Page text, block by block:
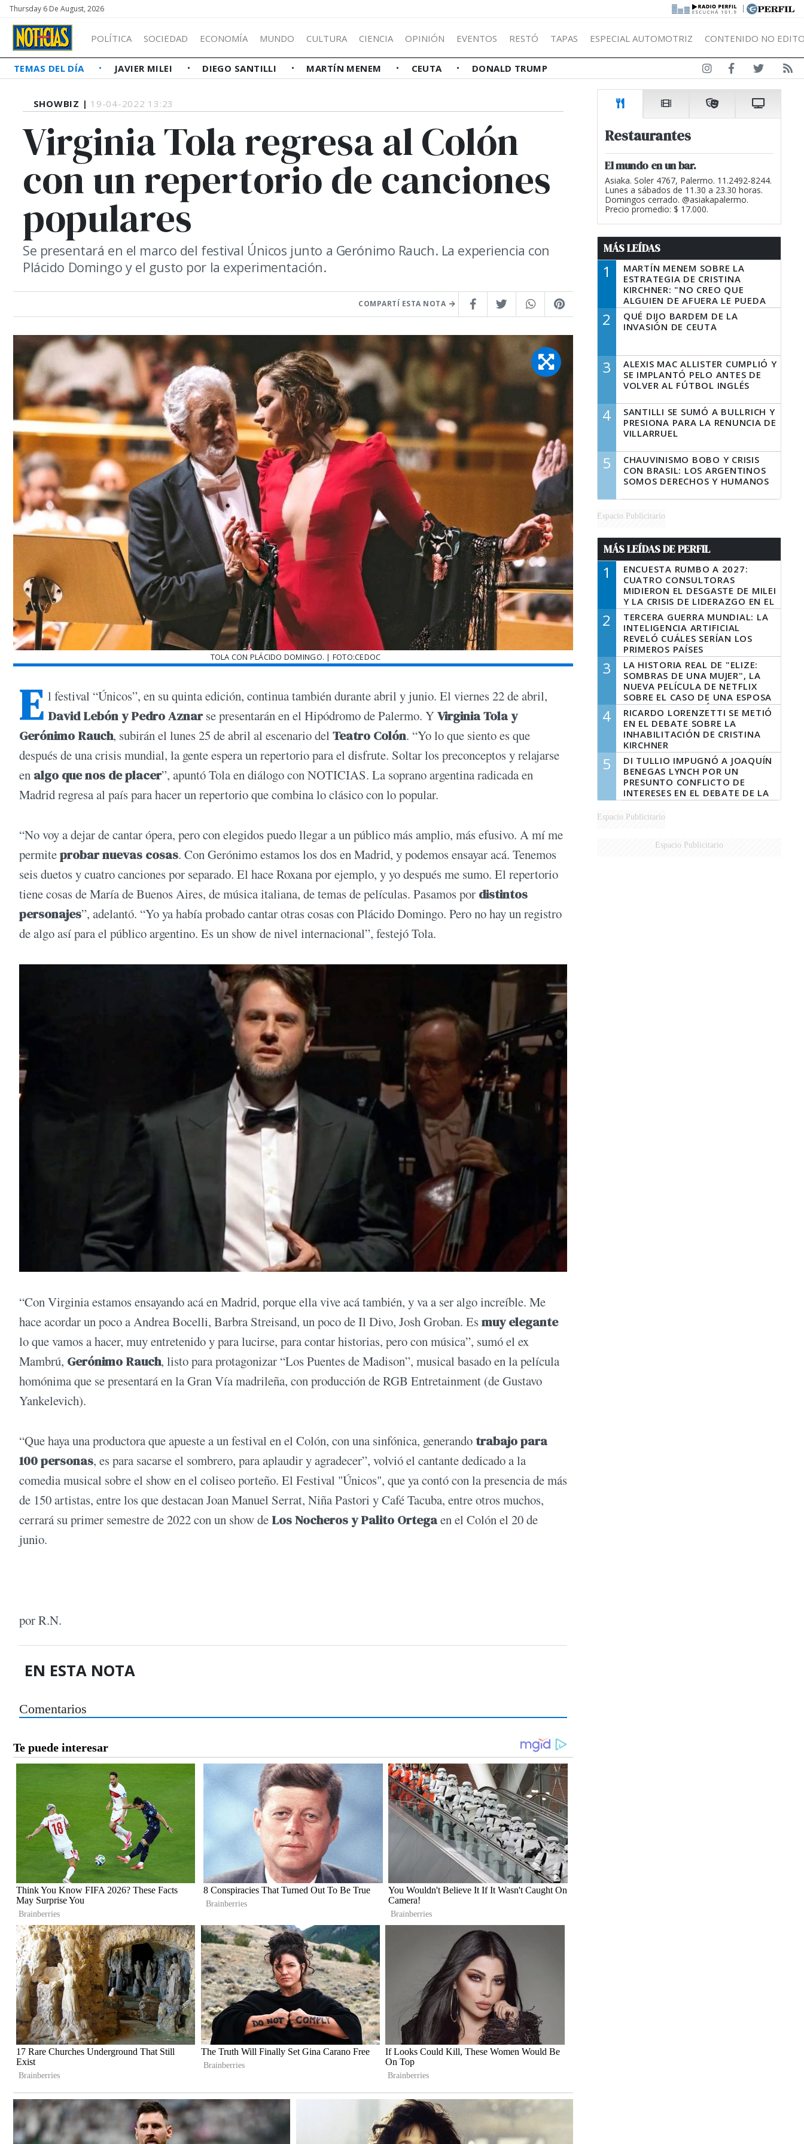
Thursday 6 De August, 2026 |
POLÍTICA SOCIEDAD ECONOMÍA MUNDO CULTURA CIENCIA OPINIÓN EVENTOS RESTÓ TAPAS ESPECIAL AUTOMOTRIZ CONTENIDO NO
TEMAS DEL DÍA JAVIER MILEI DIEGO SANTILLI MARTÍN MENEM CEUTA DONALD TRUMP
SHOWBIZ | 19-04-2022 13:23
Virginia Tola regresa al Colón
con un repertorio de canciones
populares
Se presentará en el marco del festival Únicos junto a Gerónimo Rauch. La experiencia con
Plácido Domingo y el gusto por la experimentación.
COMPARTÍ ESTA NOTA
TOLA CON PLÁCIDO DOMINGO. | FOTO:CEDOC
E l festival “Únicos”, en su quinta edición, continua también durante abril y junio. El viernes 22 de abril,
David Lebón y Pedro Aznarse presentarán en el Hipódromo de Palermo. YVirginia Tola y
Gerónimo Rauch, subirán el lunes 25 de abril al escenario del Teatro Colón. “Yo lo que siento es que
después de una crisis mundial, la gente espera un repertorio para el disfrute. Soltar los preconceptos y relajarse
en algo que nos de placer”, apuntó Tola en diálogo con NOTICIAS. La soprano argentina radicada en
Madrid regresa al país para hacer un repertorio que combina lo clásico con lo popular.
“No voy a dejar de cantar ópera, pero con elegidos puedo llegar a un público más amplio, más efusivo. A mí me
permiteprobar nuevas cosas. Con Gerónimo estamos los dos en Madrid, y podemos ensayar acá. Tenemos
seis duetos y cuatro canciones por separado. El hace Roxana por ejemplo, y yo después me sumo. El repertorio
tiene cosas de María de Buenos Aires, de música italiana, de temas de películas. Pasamos por distintos
personajes”, adelantó. “Yo ya había probado cantar otras cosas con Plácido Domingo. Pero no hay un registro
de algo así para el público argentino. Es un show de nivel internacional”, festejó Tola.
“Con Virginia estamos ensayando acá en Madrid, porque ella vive acá también, y va a ser algo increíble. Me
hace acordar un poco a Andrea Bocelli, Barbra Streisand, un poco de Il Divo, Josh Groban. Esmuy elegante
lo que vamos a hacer, muy entretenido y para lucirse, para contar historias, pero con música”, sumó el ex
Mambrú, Gerónimo Rauch, listo para protagonizar “Los Puentes de Madison”, musical basado en la película
homónima que se presentará en la Gran Vía madrileña, con producción de RGB Entretainment (de Gustavo
Yankelevich).
“Que haya una productora que apueste a un festival en el Colón, con una sinfónica, generandotrabajo para
100 personas, es para sacarse el sombrero, para aplaudir y agradecer”, volvió el cantante dedicado a la
comedia musical sobre el show en el coliseo porteño. El Festival "Únicos", que ya contó con la presencia de más
de 150 artistas, entre los que destacan Joan Manuel Serrat, Niña Pastori y Café Tacuba, entre otros muchos,
cerrará su primer semestre de 2022 con un show de Los Nocheros y Palito Ortegaen el Colón el 20 de
junio.
por R.N.
EN ESTA NOTA
Comentarios
Restaurantes
El mundo en un bar.
Asiaka. Soler 4767, Palermo. 11.2492-8244.
Lunes a sábados de 11.30 a 23.30 horas.
Domingos cerrado. @asiakapalermo.
Precio promedio: $ 17.000.
MÁS LEÍDAS
1
MARTÍN MENEM SOBRE LA
ESTRATEGIA DE CRISTINA
KIRCHNER: "NO CREO QUE
ALGUIEN DE AFUERA LE PUEDA
DECIR A LA JUSTICIA LO QUE
TIENE QUE HACER"
2
QUÉ DIJO BARDEM DE LA
INVASIÓN DE CEUTA
3
ALEXIS MAC ALLISTER CUMPLIÓ Y
SE IMPLANTÓ PELO ANTES DE
VOLVER AL FÚTBOL INGLÉS
4
SANTILLI SE SUMÓ A BULLRICH Y
PRESIONA PARA LA RENUNCIA DE
VILLARRUEL
5
CHAUVINISMO BOBO Y CRISIS
CON BRASIL: LOS ARGENTINOS
SOMOS DERECHOS Y HUMANOS
Espacio Publicitario
MÁS LEÍDAS DE PERFIL
1
ENCUESTA RUMBO A 2027:
CUATRO CONSULTORAS
MIDIERON EL DESGASTE DE MILEI
Y LA CRISIS DE LIDERAZGO EN EL
PERONISMO
2
TERCERA GUERRA MUNDIAL: LA
INTELIGENCIA ARTIFICIAL
REVELÓ CUÁLES SERÍAN LOS
PRIMEROS PAÍSES
LATINOAMERICANOS EN SER
DERROTADOS
3
LA HISTORIA REAL DE "ELIZE:
SOMBRAS DE UNA MUJER", LA
NUEVA PELÍCULA DE NETFLIX
SOBRE EL CASO DE UNA ESPOSA
QUE DESCUARTIZÓ A SU
MARIDO
4
RICARDO LORENZETTI SE METIÓ
EN EL DEBATE SOBRE LA
INHABILITACIÓN DE CRISTINA
KIRCHNER
5
DI TULLIO IMPUGNÓ A JOAQUÍN
BENEGAS LYNCH POR UN
PRESUNTO CONFLICTO DE
INTERESES EN EL DEBATE DE LA
LEY DE TIERRAS
Espacio Publicitario
Espacio Publicitario